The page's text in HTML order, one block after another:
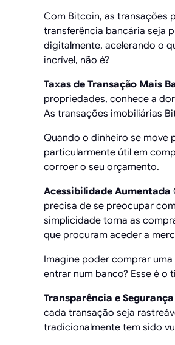
Com Bitcoin, as transações
transferência bancária seja
digitalmente, acelerando o
incrível, não é?
Taxas de Transação Mais
propriedades, conhece a
As transações imobiliárias
Quando o dinheiro se move
particularmente útil em
corroer o seu orçamento.
Acessibilidade Aumentada
precisa de se preocupar
simplicidade torna as
que procuram aceder a
Imagine poder comprar
entrar num banco? Esse é
Transparência e Segurança
cada transação seja
tradicionalmente tem sido